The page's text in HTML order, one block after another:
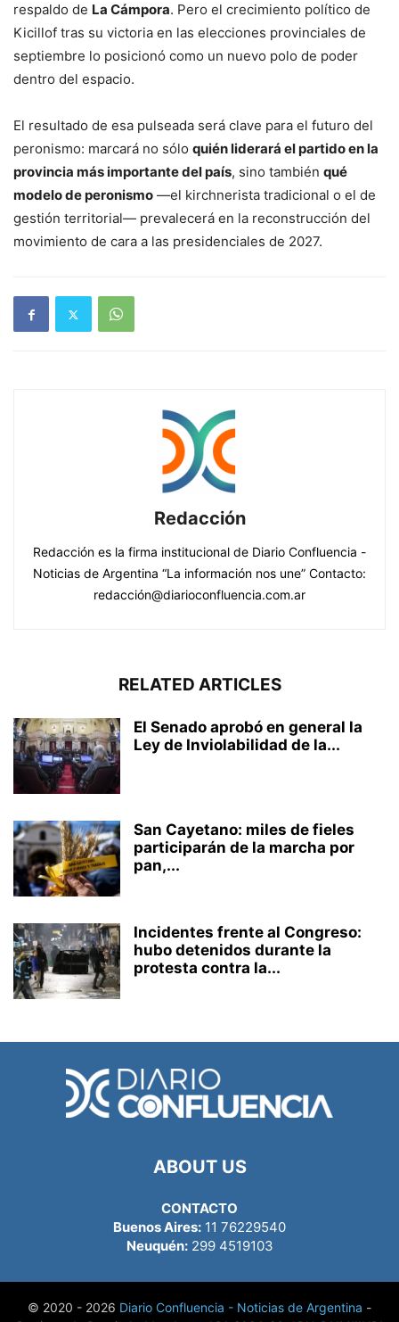
respaldo de La Cámpora. Pero el crecimiento político de
Kicillof tras su victoria en las elecciones provinciales de
septiembre lo posicionó como un nuevo polo de poder
dentro del espacio.
El resultado de esa pulseada será clave para el futuro del
peronismo: marcará no sólo quién liderará el partido en la
provincia más importante del país, sino también qué
modelo de peronismo —el kirchnerista tradicional o el de
gestión territorial— prevalecerá en la reconstrucción del
movimiento de cara a las presidenciales de 2027.
Redacción
Redacción es la firma institucional de Diario Confluencia -
Noticias de Argentina “La información nos une” Contacto:
redacción@diarioconfluencia.com.ar
RELATED ARTICLES
El Senado aprobó en general la
Ley de Inviolabilidad de la...
San Cayetano: miles de fieles
participarán de la marcha por
pan,...
Incidentes frente al Congreso:
hubo detenidos durante la
protesta contra la...
ABOUT US
CONTACTO
Buenos Aires: 11 76229540
Neuquén:299 4519103
© 2020 - 2026 Diario Confluencia - Noticias de Argentina -